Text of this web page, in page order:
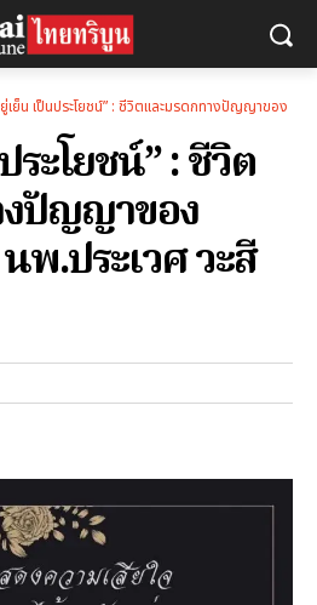
เย็น เป็นประโยชน์” : ชีวิตและมรดกทางปัญญาของ
ระโยชน์” : ชีวิต
ปัญญาของ
พ.ประเวศ วะสี